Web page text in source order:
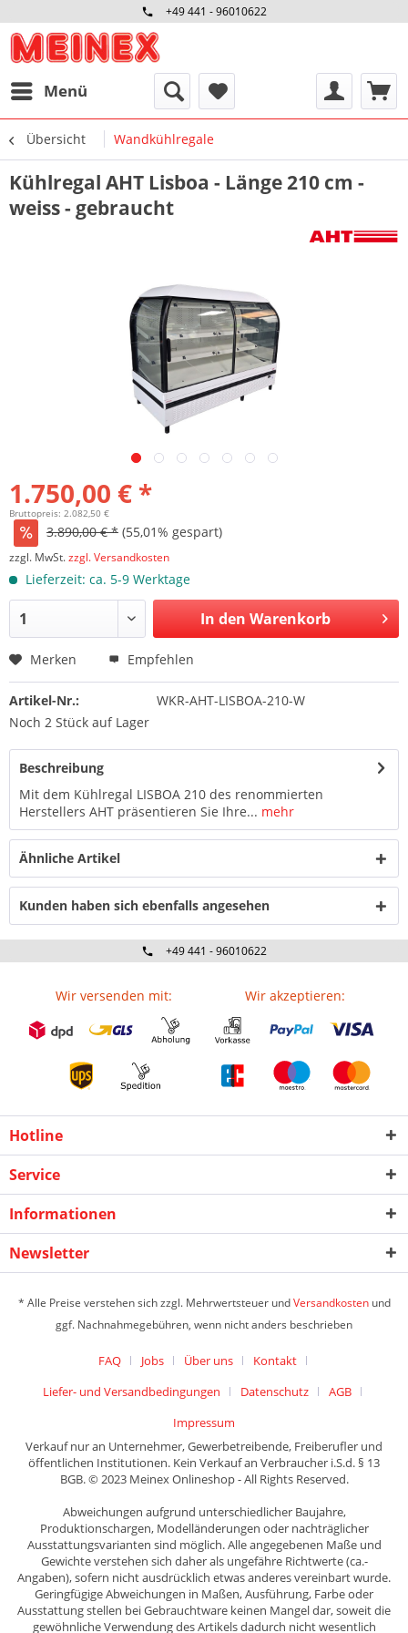
+49 441 - 96010622
Menü
Übersicht Wandkühlregale
Kühlregal AHT Lisboa - Länge 210 cm -
weiss - gebraucht
1.750,00 € *
Bruttopreis: 2.082,50 €
3.890,00 € * (55,01% gespart)
zzgl. MwSt.zzgl. Versandkosten
Lieferzeit: ca. 5-9 Werktage
In den Warenkorb
Merken Empfehlen
Artikel-Nr.:
WKR-AHT-LISBOA-210-W
Noch 2 Stück auf Lager
Beschreibung
Mit dem Kühlregal LISBOA 210 des renommierten
Herstellers AHT präsentieren Sie Ihre... mehr
Ähnliche Artikel
Kunden haben sich ebenfalls angesehen
+49 441 - 96010622
Wir versenden mit: Wir akzeptieren:
Hotline
Service
Informationen
Newsletter
* Alle Preise verstehen sich zzgl. Mehrwertsteuer undVersandkostenund
ggf. Nachnahmegebühren, wenn nicht anders beschrieben
FAQ Jobs Über uns
Kontakt
Liefer- und Versandbedingungen
Datenschutz
AGB
Impressum
Verkauf nur an Unternehmer, Gewerbetreibende, Freiberufler und
öffentlichen Institutionen. Kein Verkauf an Verbraucher i.S.d. § 13
BGB. © 2023 Meinex Onlineshop - All Rights Reserved.
Abweichungen aufgrund unterschiedlicher Baujahre,
Produktionschargen, Modelländerungen oder nachträglicher
Ausstattungsvarianten sind möglich. Alle angegebenen Maße und
Gewichte verstehen sich daher als ungefähre Richtwerte (ca.-
Angaben), sofern nicht ausdrücklich etwas anderes vereinbart wurde.
Geringfügige Abweichungen in Maßen, Ausführung, Farbe oder
Ausstattung stellen bei Gebrauchtware keinen Mangel dar, soweit die
gewöhnliche Verwendung des Artikels dadurch nicht wesentlich